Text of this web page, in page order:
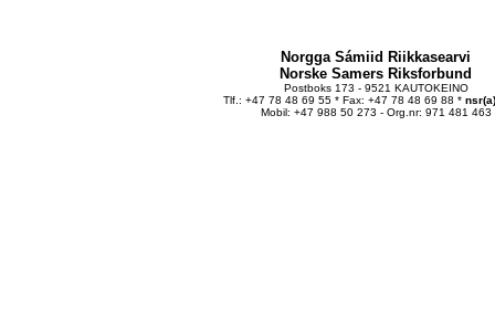
Norgga Sámiid Riikkasearvi
Norske Samers Riksforbund
Postboks 173 - 9521 KAUTOKEINO
Tlf.: +47 78 48 69 55 * Fax: +47 78 48 69 88 *
Mobil: +47 988 50 273 - Org.nr: 971 481 463